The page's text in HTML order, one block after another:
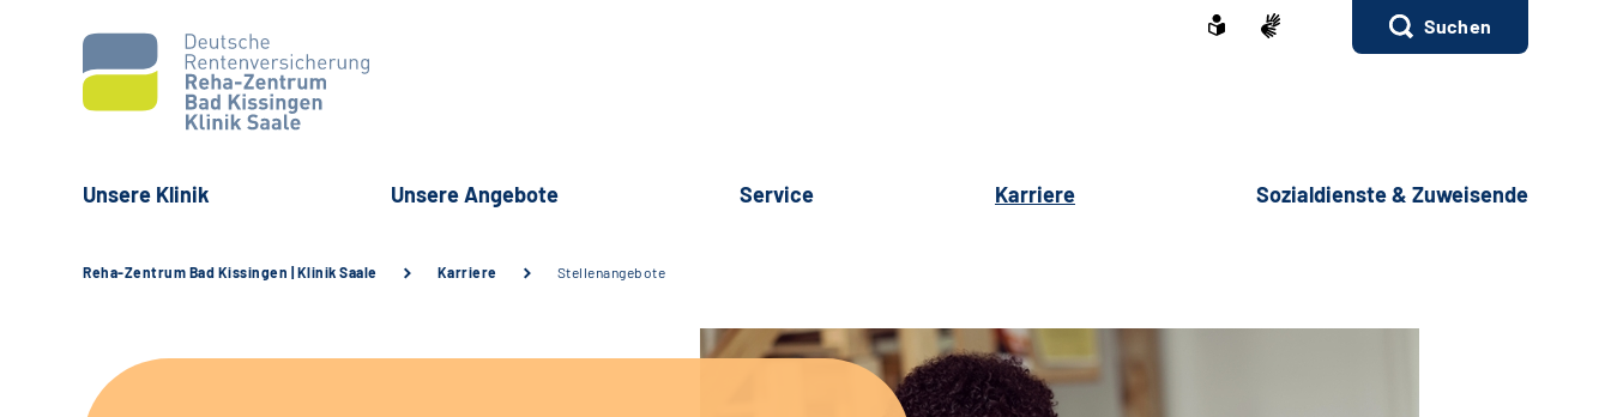
Suchen
Unsere Klinik Unsere Angebote Service Karriere Sozialdienste & Zuweisende
Reha-Zentrum Bad Kissingen | Klinik Saale Karriere Stellenangebote